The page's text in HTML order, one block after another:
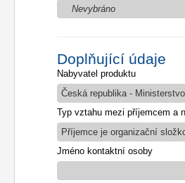
Nevybráno
Doplňující údaje
Nabyvatel produktu
Česká republika -
Typ vztahu mezi příjemcem a
Příjemce je organizační
Jméno kontaktní osoby